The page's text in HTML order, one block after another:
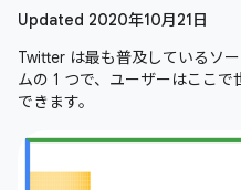
Updated 2020年10月21日
Twitter は最も普及しているソ
ムの 1 つで、ユーザーはここ
できます。